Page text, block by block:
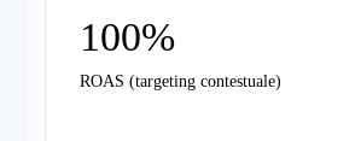
100%
ROAS (targeting contestuale)